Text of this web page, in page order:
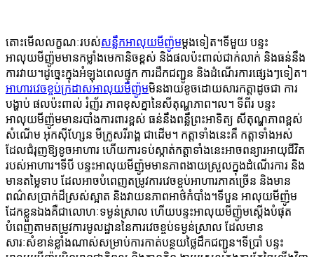
តោះមើលលក្ខណៈរបស់សន្លឹកអាលុយមីញ៉ូមម្តងទៀត។ទីមួយ បន្ទះ
អាលុយមីញ៉ូមមានកម្លាំងមេកានិចខ្ពស់ និងផលប៉ះពាល់ជាក់លាក់ និងធន់នឹង
ការវាយ។ដូច្នេះក្នុងអំឡុងពេលផ្ទុក ការដឹកជញ្ជូន និងដំណើរការផ្សេងៗទៀត។
អាហារវេចខ្ចប់ក្រដាសអាលុយមីញ៉ូមមិនងាយខូចដោយសារកត្តាដូចជា ការ
បង្ហាប់ ផលប៉ះពាល់ រំញ័រ ភាពខុសគ្នានៃសីតុណ្ហភាព។ល។ ទីពីរ បន្ទះ
អាលុយមីញ៉ូមមានរបាំងការពារខ្ពស់ ធន់នឹងពន្លឺព្រះអាទិត្យ សីតុណ្ហភាពខ្ពស់
សំណើម អុកស៊ីហ្សែន មីក្រូសរីរាង្គ ជាដើម។ កត្តាទាំងនេះគឺ កត្តាទាំងអស់
ដែលជំរុញឱ្យខូចអាហារ ហើយការទប់ស្កាត់កត្តាទាំងនេះអាចពន្យារអាយុជីវិត
របស់អាហារ។ទីបី បន្ទះអាលុយមីញ៉ូមមានភាពងាយស្រួលក្នុងដំណើរការ និង
មានតម្លៃទាប ដែលអាចបំពេញតម្រូវការវេចខ្ចប់អាហារភាគច្រើន និងមាន
ពណ៌សប្រាក់ដ៏ស្រស់ស្អាត និងវាយនភាពអាថ៌កំបាំង។ទីបួន អាលុយមីញ៉ូម
ដែកខ្លួនឯងគឺជាលោហៈទម្ងន់ស្រាល ហើយបន្ទះអាលុយមីញ៉ូមស្តើងបំផុត
បំពេញតាមតម្រូវការមូលដ្ឋាននៃការវេចខ្ចប់ទម្ងន់ស្រាល ដែលមាន
សារៈសំខាន់ខ្លាំងណាស់សម្រាប់ការកាត់បន្ថយថ្លៃដឹកជញ្ជូន។ទីប្រាំ បន្ទះ